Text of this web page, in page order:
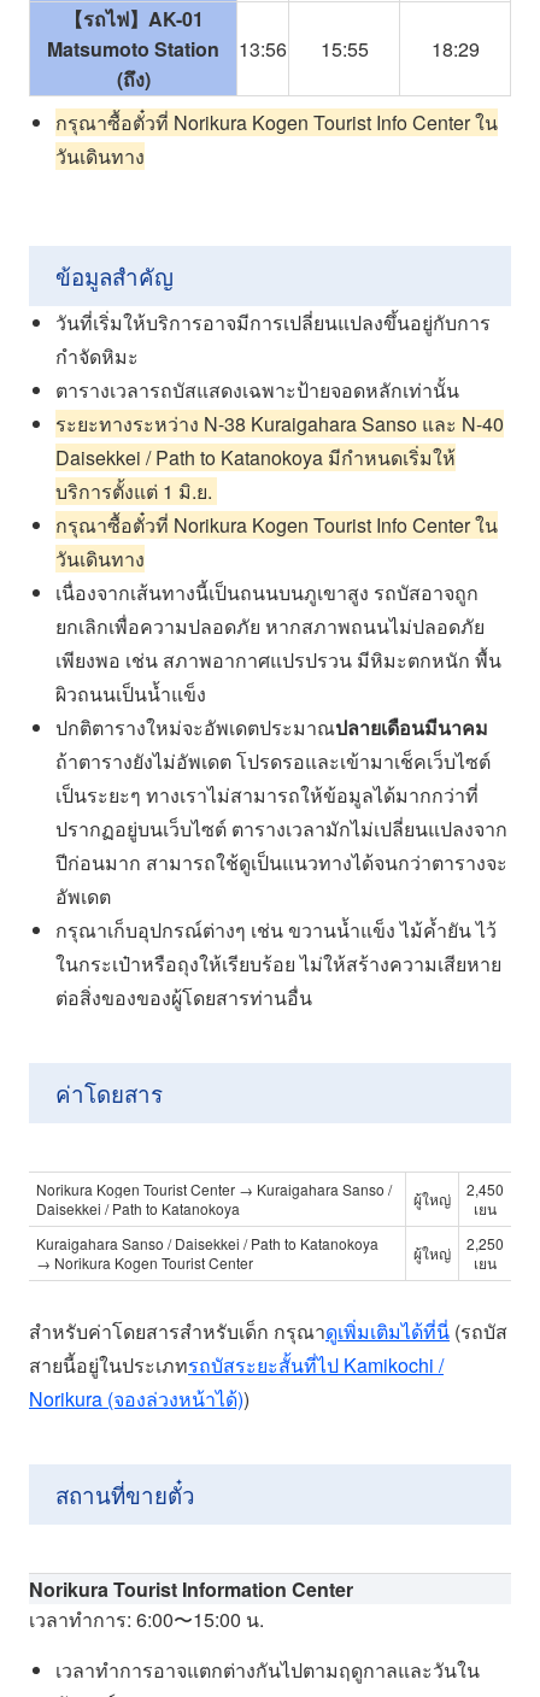
【รถไฟ】AK-01
Matsumoto Station
(ถึง)
13:56 15:55 18:29
กรุณาซื้อตั๋วที่ Norikura Kogen Tourist Info Center ใน
วันเดินทาง
ข้อมูลสำคัญ
วันที่เริ่มให้บริการอาจมีการเปลี่ยนแปลงขึ้นอยู่กับการ
กำจัดหิมะ
ตารางเวลารถบัสแสดงเฉพาะป้ายจอดหลักเท่านั้น
ระยะทางระหว่าง N-38 Kuraigahara Sanso และ N-40
Daisekkei / Path to Katanokoya มีกำหนดเริ่มให้
บริการตั้งแต่ 1 มิ.ย.
กรุณาซื้อตั๋วที่ Norikura Kogen Tourist Info Center ใน
วันเดินทาง
เนื่องจากเส้นทางนี้เป็นถนนบนภูเขาสูง รถบัสอาจถูก
ยกเลิกเพื่อความปลอดภัย หากสภาพถนนไม่ปลอดภัย
เพียงพอ เช่น สภาพอากาศแปรปรวน มีหิมะตกหนัก พื้น
ผิวถนนเป็นน้ำแข็ง
ปกติตารางใหม่จะอัพเดตประมาณปลายเดือนมีนาคม
ถ้าตารางยังไม่อัพเดต โปรดรอและเข้ามาเช็คเว็บไซต์
เป็นระยะๆ ทางเราไม่สามารถให้ข้อมูลได้มากกว่าที่
ปรากฏอยู่บนเว็บไซต์ ตารางเวลามักไม่เปลี่ยนแปลงจาก
ปีก่อนมาก สามารถใช้ดูเป็นแนวทางได้จนกว่าตารางจะ
อัพเดต
กรุณาเก็บอุปกรณ์ต่างๆ เช่น ขวานน้ำแข็ง ไม้ค้ำยัน ไว้
ในกระเป๋าหรือถุงให้เรียบร้อย ไม่ให้สร้างความเสียหาย
ต่อสิ่งของของผู้โดยสารท่านอื่น
ค่าโดยสาร
Norikura Kogen Tourist Center → Kuraigahara Sanso /
Daisekkei / Path to Katanokoya
ผู้ใหญ่
2,450
เยน
Kuraigahara Sanso /Daisekkei / Path to Katanokoya
→ Norikura Kogen Tourist Center ผู้ใหญ่
2,250
เยน
สำหรับค่าโดยสารสำหรับเด็ก กรุณาดูเพิ่มเติมได้ที่นี่ (รถบัส
สายนี้อยู่ในประเภทรถบัสระยะสั้นที่ไป Kamikochi /
Norikura (จองล่วงหน้าได้))
สถานที่ขายตั๋ว
Norikura Tourist Information Center
เวลาทำการ: 6:00〜15:00 น.
เวลาทำการอาจแตกต่างกันไปตามฤดูกาลและวันใน